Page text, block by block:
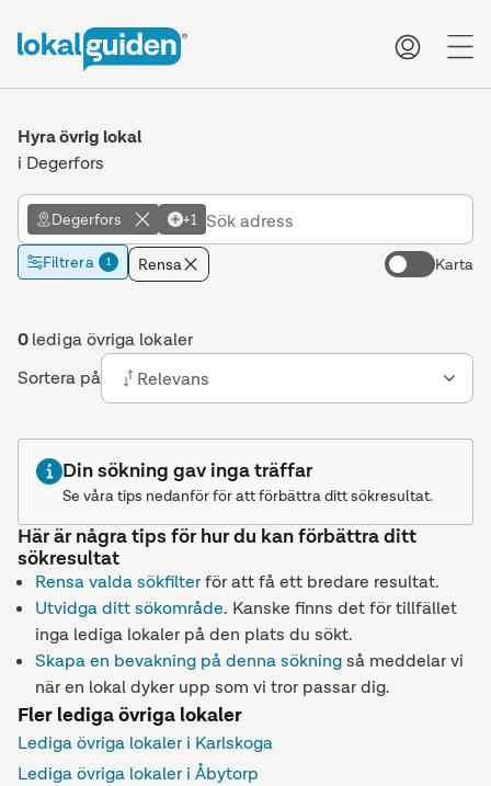
Hyra övrig lokal
i Degerfors
Degerfors +1
Filtrera 1 Rensa Karta
0lediga övriga lokaler
Sortera på
Relevans
Din sökning gav inga träffar
Se våra tips nedanför för att förbättra ditt sökresultat.
Här är några tips för hur du kan förbättra ditt
sökresultat
Rensa valda sökfilterför att få ett bredare resultat.
Utvidga ditt sökområde. Kanske finns det för tillfället
inga lediga lokaler på den plats du sökt.
Skapa en bevakning på denna sökningså meddelar vi
när en lokal dyker upp som vi tror passar dig.
Fler lediga övriga lokaler
Lediga övriga lokaler i Karlskoga
Lediga övriga lokaler i Åbytorp